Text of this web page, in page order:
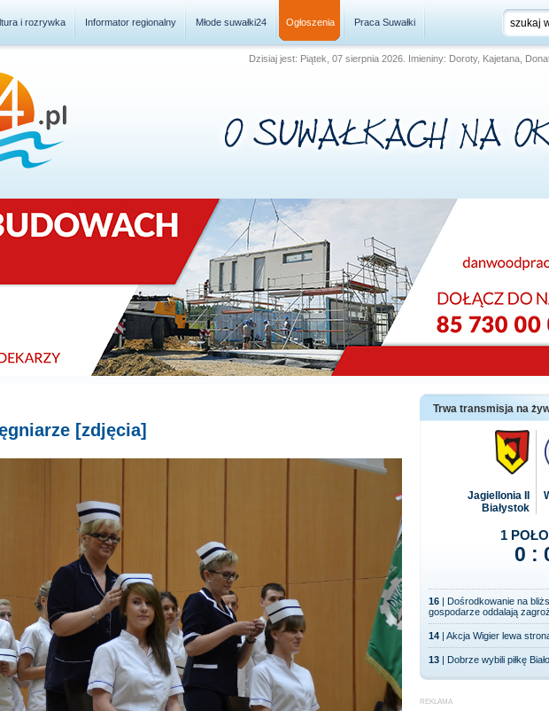
i rozrywka Informator regionalny Młode suwałki24 Ogłoszenia Praca Suwałki
Dzisiaj jest: Piątek, 07 sierpnia 2026. Imieniny: Doroty, Kajetana,
[zdjęcia]
Trwa transmisja na
Jagiellonia II
Białystok
1
0 :
16 | Dośrodkowanie na
gospodarze oddalają
14 | Akcja Wigier lewa
13 | Dobrze wybili piłkę